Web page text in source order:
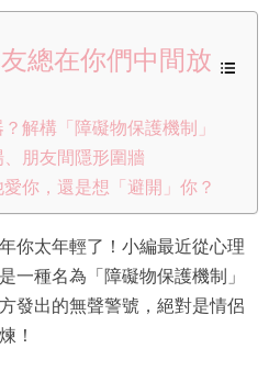
總在你們中間放
解構「障礙物保護機制」
朋友間隱形圍牆
你，還是想「避開」你？
你太年輕了！小編最近從心理
一種名為「障礙物保護機制」
發出的無聲警號，絕對是情侶
！